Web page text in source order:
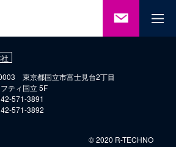
ご相談・
わせ
東京都国立市富士見台2丁目
ティ国立 5F
571-3891
571-3892
© 2020 R-TECHNO